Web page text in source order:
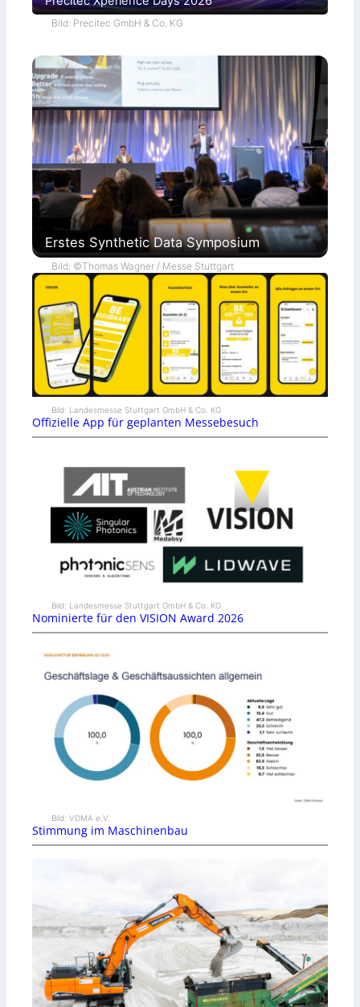
Bild: Precitec GmbH & Co. KG
Erstes Synthetic Data Symposium
Bild: ©Thomas Wagner / Messe Stuttgart
Bild: Landesmesse Stuttgart GmbH & Co. KG
Offizielle App für geplanten Messebesuch
Bild: Landesmesse Stuttgart GmbH & Co. KG
Nominierte für den VISION Award 2026
Bild: VDMA e.V.
Stimmung im Maschinenbau